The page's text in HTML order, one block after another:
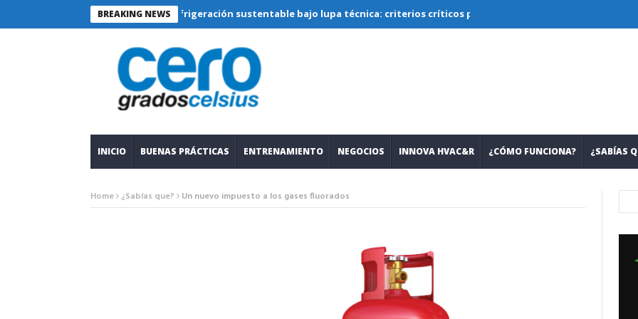
BREAKING NEWS
Refrigeración sustentable bajo lupa técnica: criterios críticos para diseñar, seleccionar y operar sistemas
INICIO BUENAS PRÁCTICAS ENTRENAMIENTO NEGOCIOS INNOVA HVAC&R ¿CÓMO FUNCIONA? ¿SABÍAS
Home ¿Sabías que? Un nuevo impuesto a los gases fluorados